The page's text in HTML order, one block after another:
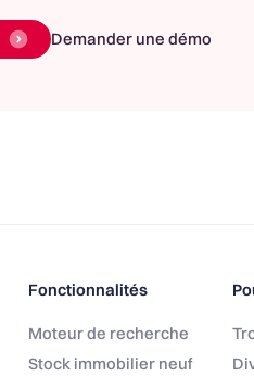
Demander une démo
Fonctionnalités
Moteur de recherche
Stock immobilier neuf